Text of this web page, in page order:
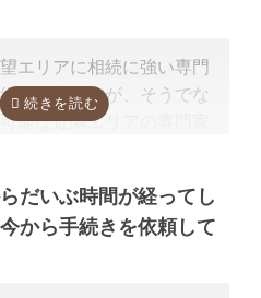
ことは弁護士、登記（不動産）に関
税金に関することは税理士の業務で
エリアに相続に強い専門
介可能ですが、そうでな
能な近隣エリアの専門家
事務所があるかではな
相続手続きに強いかどう
だいぶ時間が経ってし
から手続きを依頼して